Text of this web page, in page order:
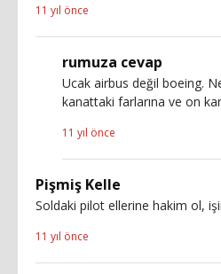
11 yıl önce
rumuza cevap
Ucak airbus değil boeing.
kanattaki farlarına ve on
11 yıl önce
Pişmiş Kelle
Soldaki pilot ellerine hakim ol,
11 yıl önce